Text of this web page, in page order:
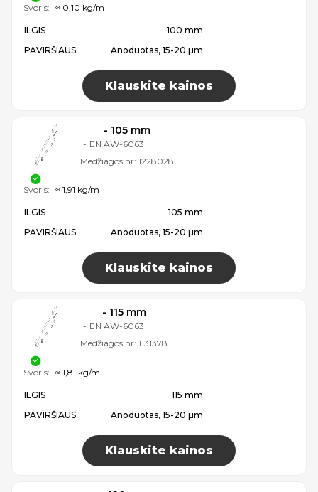
ILGIS
100 mm
PAVIRŠIAUS
Anoduotas, 15-20 µm
Klauskite kainos
Svoris: ≈ 0,10 kg/m
- 105 mm
- EN AW-6063
Medžiagos nr: 1228028
ILGIS
105 mm
PAVIRŠIAUS
Anoduotas, 15-20 µm
Klauskite kainos
Svoris: ≈ 1,91 kg/m
- 115 mm
- EN AW-6063
Medžiagos nr: 1131378
ILGIS
115 mm
PAVIRŠIAUS
Anoduotas, 15-20 µm
Klauskite kainos
Svoris: ≈ 1,81 kg/m